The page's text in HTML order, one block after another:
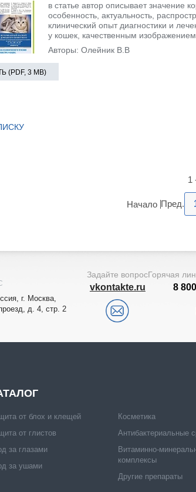
в статье автор описывает значение
особенность, актуальность,
клинический опыт диагностики и
у кошек, качественным
Авторы: Олейник В.В
(PDF, 3 MB)
1
Начало Пред.
г. Мocквa,
д. 4, стр. 2
Задайте вопрос
vkontakte.ru
Горячая
8
от блох и клещей
от глистов
за глазами
за ушами
Косметика
Антибактериальные
Витаминно-
комплексы
Другие препараты